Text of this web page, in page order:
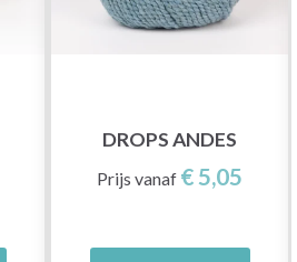
DROPS ANDES
Prijs vanaf € 5,05